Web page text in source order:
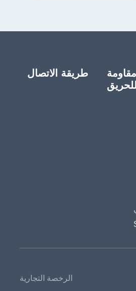
مقاومة
للحريق
طريقة الاتصال
الرخصة التجارية